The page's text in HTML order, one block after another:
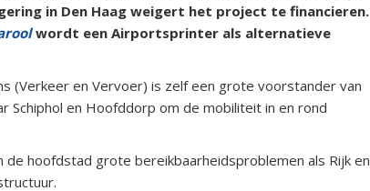
in Den Haag weigert het project te financieren.
wordt een Airportsprinter als alternatieve
(Verkeer en Vervoer) is zelf een grote voorstander van
Schiphol en Hoofddorp om de mobiliteit in en rond
hoofdstad grote bereikbaarheidsproblemen als Rijk en